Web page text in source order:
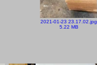
2021-01-23 23.17.02.jpg
5.22 MB